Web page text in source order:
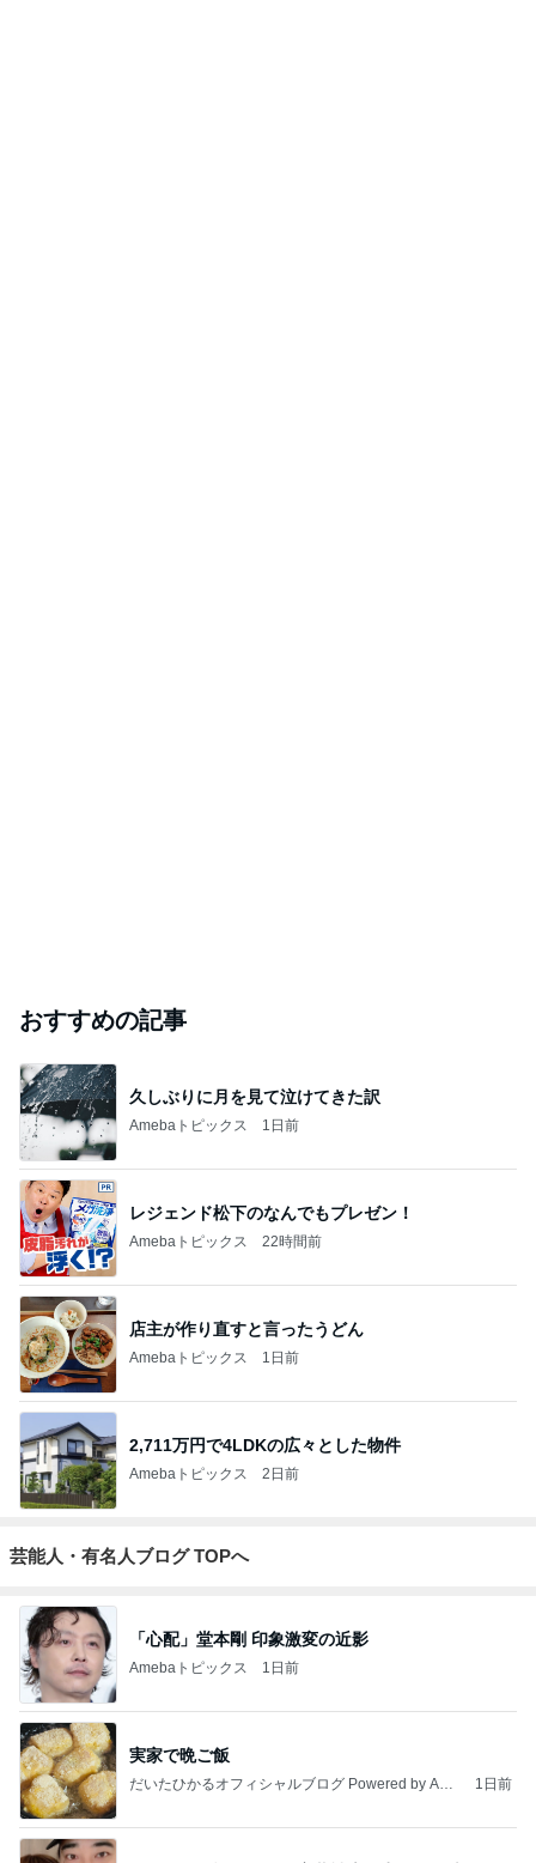
おすすめの記事
久しぶりに月を見て泣けてきた訳
Amebaトピックス 1日前
レジェンド松下のなんでもプレゼン！
Amebaトピックス 22時間前
店主が作り直すと言ったうどん
Amebaトピックス 1日前
2,711万円で4LDKの広々とした物件
Amebaトピックス 2日前
芸能人・有名人ブログ TOPへ
「心配」堂本剛 印象激変の近影
Amebaトピックス 1日前
実家で晩ご飯
だいたひかるオフィシャルブログ Powered by Ame
1日前